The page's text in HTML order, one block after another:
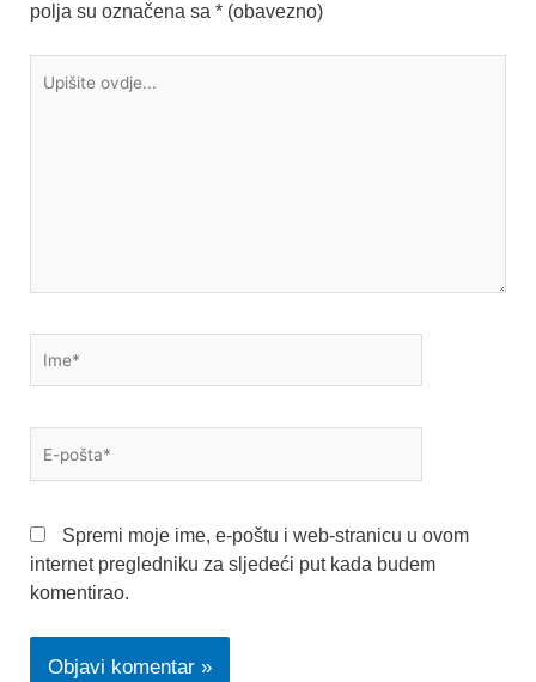
polja su označena sa * (obavezno)
ovdje...
pošta*
Spremi moje ime, e-poštu i web-stranicu u ovom
internet pregledniku za sljedeći put kada budem
komentirao.